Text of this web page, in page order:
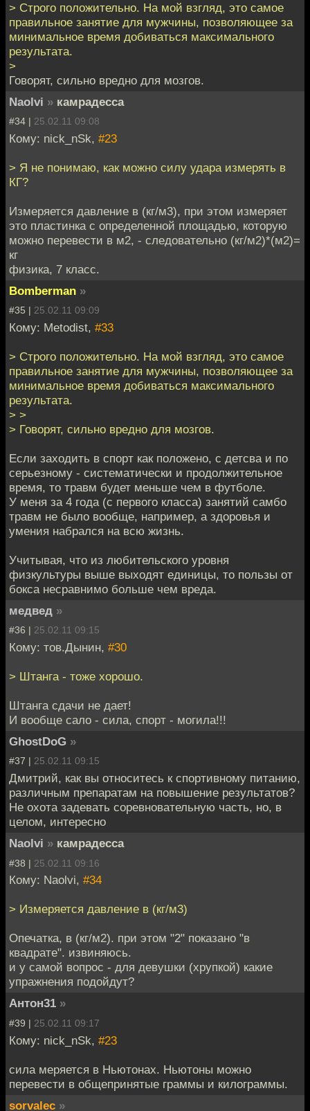
> Строго положительно. На мой взгляд, это самое
правильное занятие для мужчины, позволяющее за
минимальное время добиваться максимального
результата.
>
Говорят, сильно вредно для мозгов.
Naolvi » камрадесса
#34 | 25.02.11 09:08
Кому: nick_nSk, #23
> Я не понимаю, как можно силу удара измерять в
КГ?
Измеряется давление в (кг/м3), при этом измеряет
это пластинка с определенной площадью, которую
можно перевести в м2, - следовательно (кг/м2)*(м2)=
кг
физика, 7 класс.
Bomberman »
#35 | 25.02.11 09:09
Кому: Metodist, #33
> Строго положительно. На мой взгляд, это самое
правильное занятие для мужчины, позволяющее за
минимальное время добиваться максимального
результата.
> >
> Говорят, сильно вредно для мозгов.
Если заходить в спорт как положено, с детсва и по
серьезному - систематически и продолжительное
время, то травм будет меньше чем в футболе.
У меня за 4 года (с первого класса) занятий самбо
травм не было вообще, например, а здоровья и
умения набрался на всю жизнь.
Учитывая, что из любительского уровня
физкультуры выше выходят единицы, то пользы от
бокса несравнимо больше чем вреда.
медвед »
#36 | 25.02.11 09:15
Кому: тов.Дынин, #30
> Штанга - тоже хорошо.
Штанга сдачи не дает!
И вообще сало - сила, спорт - могила!!!
GhostDoG »
#37 | 25.02.11 09:15
Дмитрий, как вы относитесь к спортивному питанию,
различным препаратам на повышение результатов?
Не охота задевать соревновательную часть, но, в
целом, интересно
Naolvi » камрадесса
#38 | 25.02.11 09:16
Кому: Naolvi, #34
> Измеряется давление в (кг/м3)
Опечатка, в (кг/м2). при этом "2" показано "в
квадрате". извиняюсь.
и у самой вопрос - для девушки (хрупкой) какие
упражнения подойдут?
Антон31 »
#39 | 25.02.11 09:17
Кому: nick_nSk, #23
сила меряется в Ньютонах. Ньютоны можно
перевести в общепринятые граммы и килограммы.
sorvalec »